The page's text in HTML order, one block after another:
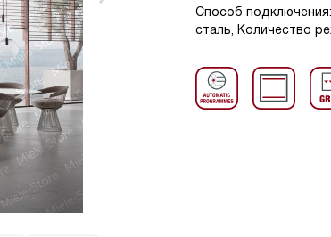
Способ
сталь, Количество